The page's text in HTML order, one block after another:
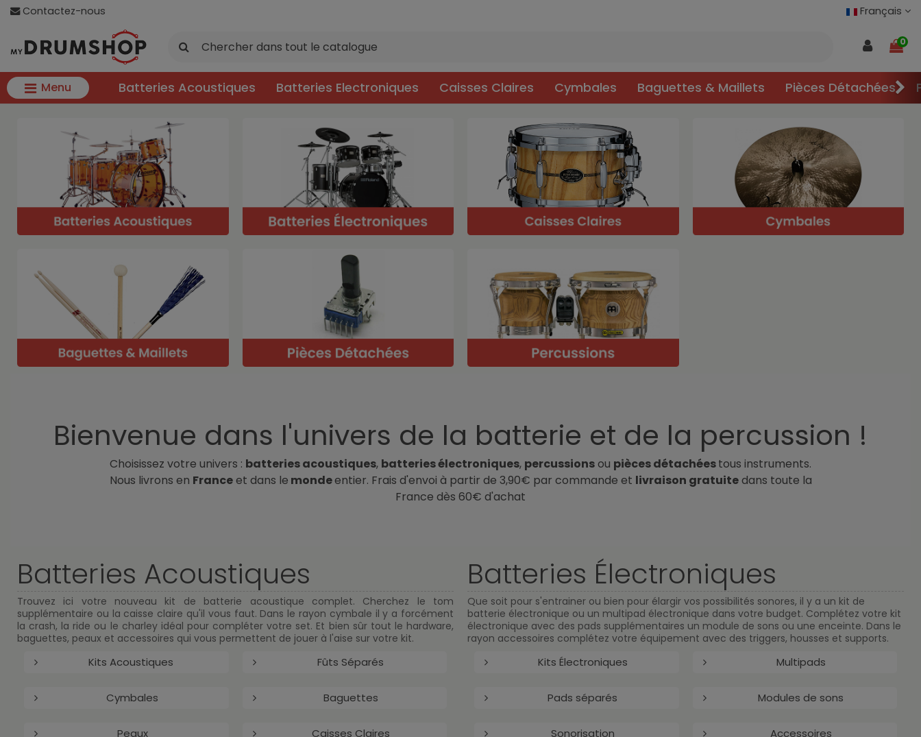
Contactez-nous Français
0
Menu Batteries Acoustiques Batteries Electroniques Caisses Claires Cymbales Baguettes & Maillets Pièces Détachées
Bienvenue dans l'univers de la batterie et de la percussion !
Choisissez votre univers : batteries acoustiques, batteries électroniques, percussionsou pièces détachéestous instruments.
Nous livrons en Franceet dans le mondeentier. Frais d'envoi à partir de 3,90€ par commande et livraison gratuitedans toute la
France dès 60€ d'achat
Batteries Acoustiques
Trouvez ici votre nouveau kit de batterie acoustique complet. Cherchez le tom
supplémentaire ou la caisse claire qu'il vous faut. Dans le rayon cymbale il y a forcément
la crash, la ride ou le charley idéal pour compléter votre set. Et bien sûr tout le hardware,
baguettes, peaux et accessoires qui vous permettent de jouer à l'aise sur votre kit.
Kits Acoustiques Fûts Séparés
Cymbales Baguettes
Peaux Caisses Claires
Batteries Électroniques
Que soit pour s'entrainer ou bien pour élargir vos possibilités sonores, il y a un kit de
batterie électronique ou un multipad électronique dans votre budget. Complétez votre kit
électronique avec des pads supplémentaires un module de sons ou une enceinte. Dans le
rayon accessoires complétez votre équipement avec des triggers, housses et supports.
Kits Électroniques Multipads
Pads séparés Modules de sons
Sonorisation Accessoires